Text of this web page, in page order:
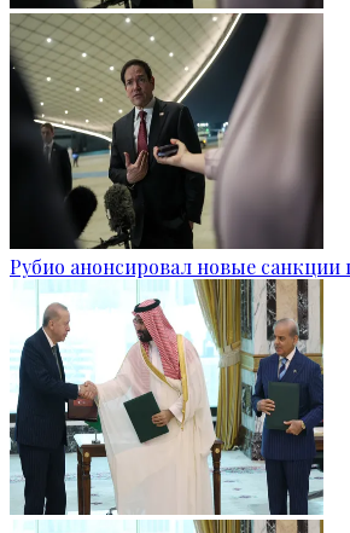
Рубио анонсировал новые санкции